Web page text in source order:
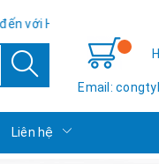
Hảo TSE - Sự hài lòng
Email:
Liên hệ